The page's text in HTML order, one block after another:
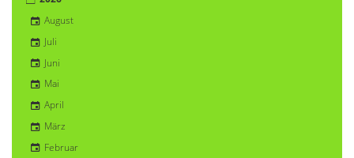
August
Juli
Juni
Mai
April
März
Februar